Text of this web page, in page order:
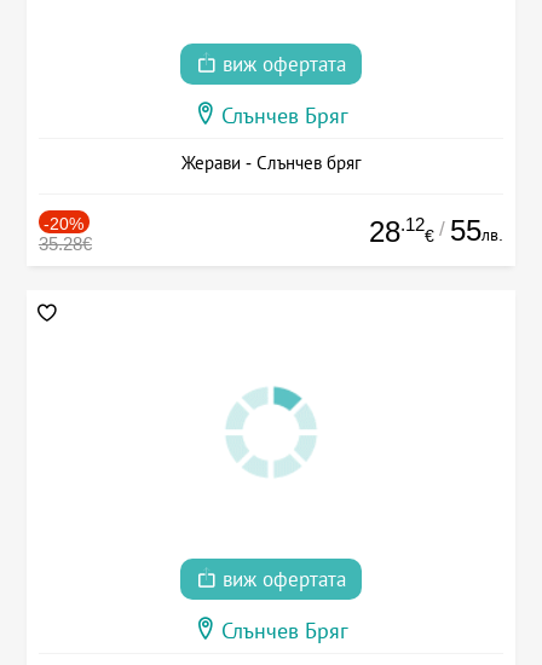
виж офертата
Слънчев Бряг
Жерави - Слънчев бряг
-20%
35.28€ 28.12
€ / 55лв.
виж офертата
Слънчев Бряг